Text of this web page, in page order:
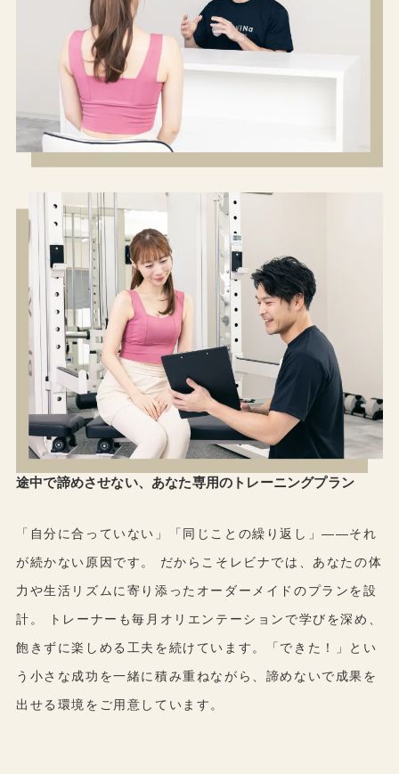
途中で諦めさせない、 あなた専用のトレーニングプラン
「自分に合っていない」「同じことの繰り返し」――それ
が続かない原因です。 だからこそレビナでは、あなたの体
力や生活リズムに寄り添ったオーダーメイドのプランを設
計。 トレーナーも毎月オリエンテーションで学びを深め、
飽きずに楽しめる工夫を続けています。「できた！」とい
う小さな成功を一緒に積み重ねながら、諦めないで成果を
出せる環境をご用意しています。